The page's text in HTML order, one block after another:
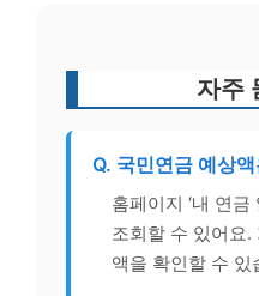
자주
Q. 국민연금 예상
홈페이지 ‘내 연금
조회할 수 있어요.
액을 확인할 수 있